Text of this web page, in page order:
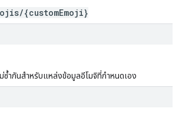
{customEmoji}
ซ้ำกันสำหรับแหล่งข้อมูลอีโมจิที่กำหนดเอง